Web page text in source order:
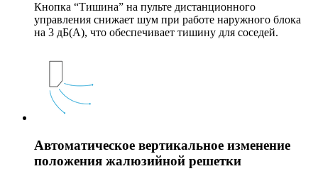
Кнопка “Тишина” на пульте дистанционного
управления снижает шум при работе наружного блока
на 3 дБ(A), что обеспечивает тишину для соседей.
Автоматическое вертикальное изменение
положения жалюзийной решетки